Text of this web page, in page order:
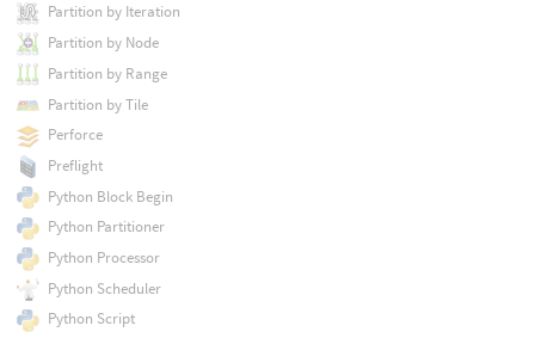
Partition by Iteration
Partition by Node
Partition by Range
Partition by Tile
Perforce
Preflight
Python Block Begin
Python Partitioner
Python Processor
Python Scheduler
Python Script